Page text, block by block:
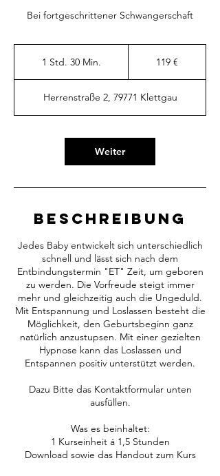
Bei fortgeschrittener Schwangerschaft
1 Std. 30 Min.
d
3
M
i
n
119 €
Herrenstraße 2, 79771 Klettgau
Weiter
Beschreibung
Jedes Baby entwickelt sich unterschiedlich
schnell und lässt sich nach dem
Entbindungstermin "ET" Zeit, um geboren
zu werden. Die Vorfreude steigt immer
mehr und gleichzeitig auch die Ungeduld.
Mit Entspannung und Loslassen besteht die
Möglichkeit, den Geburtsbeginn ganz
natürlich anzustupsen. Mit einer gezielten
Hypnose kann das Loslassen und
Entspannen positiv unterstützt werden.
Dazu Bitte das Kontaktformular unten
ausfüllen.
Was es beinhaltet:
1 Kurseinheit á 1,5 Stunden
Download sowie das Handout zum Kurs